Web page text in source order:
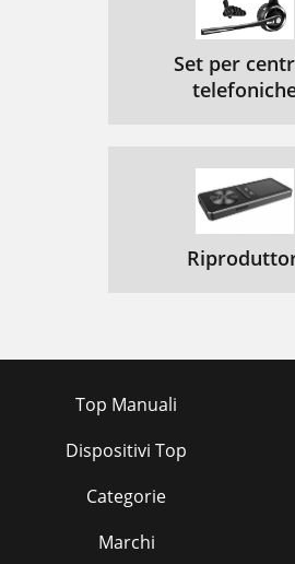
Set per
Top Manuali
Dispositivi Top
Categorie
Marchi